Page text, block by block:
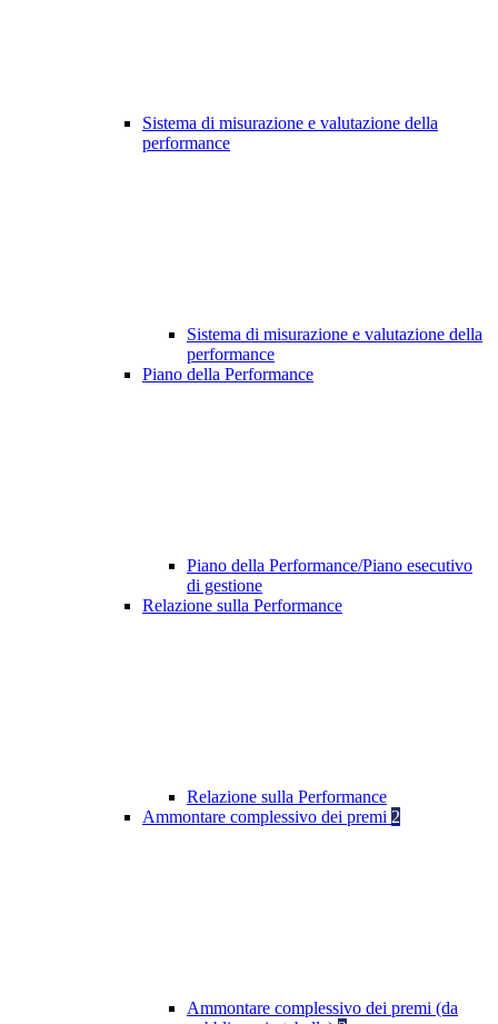
Sistema di misurazione e valutazione della
performance
Sistema di misurazione e valutazione della
performance
Piano della Performance
Piano della Performance/Piano esecutivo
di gestione
Relazione sulla Performance
Relazione sulla Performance
Ammontare complessivo dei premi 2
Ammontare complessivo dei premi (da